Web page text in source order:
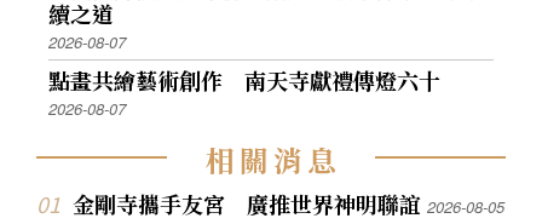
續之道
2026-08-07
點畫共繪藝術創作 南天寺獻禮傳燈六十
2026-08-07
相關消息
金剛寺攜手友宮 廣推世界神明聯誼2026-08-05